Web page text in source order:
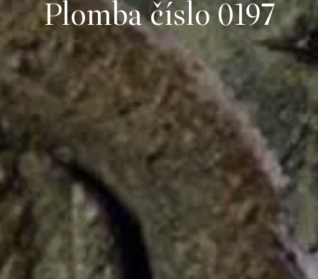
Plomba číslo 0197